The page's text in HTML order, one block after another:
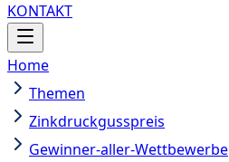
KONTAKT
Home
Themen
Zinkdruckgusspreis
Gewinner-aller-Wettbewerbe